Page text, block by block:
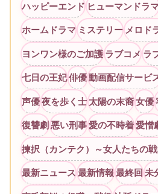
ハッピーエンド ヒューマンドラ
ホームドラマ ミステリー メロド
ヨンワン様のご加護 ラブコメ ラ
七日の王妃 俳優 動画配信サービ
声優 夜を歩く士 太陽の末裔 女優
復讐劇 悪い刑事 愛の不時着 愛憎
揀択（カンテク）～女人たちの
最新ニュース 最新情報 最終回 未